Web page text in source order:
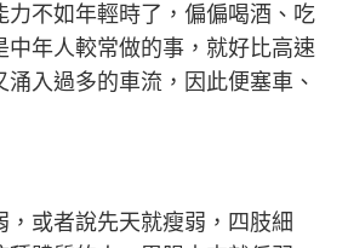
力不如年輕時了，偏偏喝酒、吃
中年人較常做的事，就好比高速
入過多的車流，因此便塞車、
，或者說先天就瘦弱，四肢細